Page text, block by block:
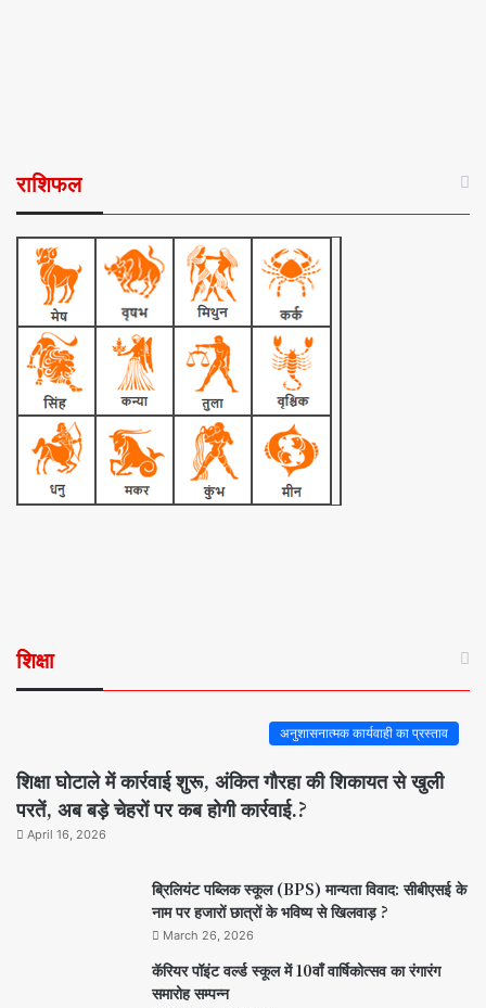
राशिफल
शिक्षा
अनुशासनात्मक कार्यवाही का प्रस्ताव
शिक्षा घोटाले में कार्रवाई शुरू, अंकित गौरहा की शिकायत से खुली
परतें, अब बड़े चेहरों पर कब होगी कार्रवाई.?
April 16, 2026
ब्रिलियंट पब्लिक स्कूल (BPS) मान्यता विवाद: सीबीएसई के
नाम पर हजारों छात्रों के भविष्य से खिलवाड़ ?
March 26, 2026
कॅरियर पॉइंट वर्ल्ड स्कूल में 10वाँ वार्षिकोत्सव का रंगारंग
समारोह सम्पन्न